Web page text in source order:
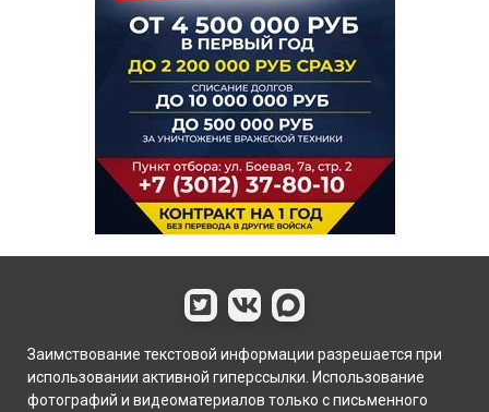
Заимствование текстовой информации разрешается при
использовании активной гиперссылки. Использование
фотографий и видеоматериалов только с письменного